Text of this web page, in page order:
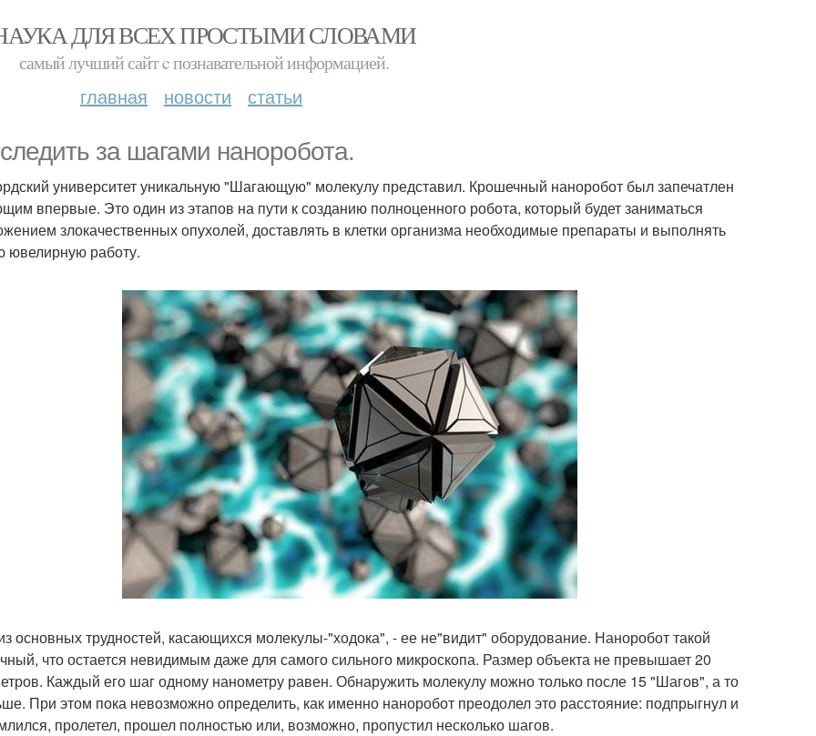
ДЛЯ ВСЕХ ПРОСТЫМИ СЛОВАМИ
самый лучший сайт c познавательной информацией.
главная новости статьи
за шагами наноробота.
университет уникальную "Шагающую" молекулу представил. Крошечный наноробот был запечатлен
впервые. Это один из этапов на пути к созданию полноценного робота, который будет заниматься
злокачественных опухолей, доставлять в клетки организма необходимые препараты и выполнять
ювелирную работу.
основных трудностей, касающихся молекулы-"ходока", - ее не"видит" оборудование. Наноробот такой
что остается невидимым даже для самого сильного микроскопа. Размер объекта не превышает 20
Каждый его шаг одному нанометру равен. Обнаружить молекулу можно только после 15 "Шагов", а то
При этом пока невозможно определить, как именно наноробот преодолел это расстояние: подпрыгнул и
пролетел, прошел полностью или, возможно, пропустил несколько шагов.